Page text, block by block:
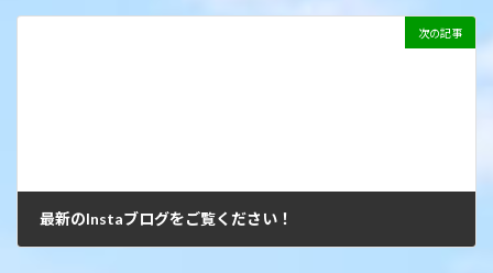
次の記事
最新のInstaブログをご覧ください！